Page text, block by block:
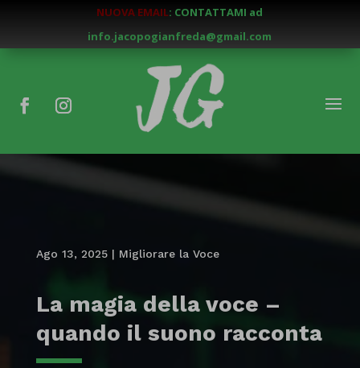
NUOVA EMAIL: CONTATTAMI ad
info.jacopogianfreda@gmail.com
Ago 13, 2025| Migliorare la Voce
La magia della voce –
quando il suono racconta